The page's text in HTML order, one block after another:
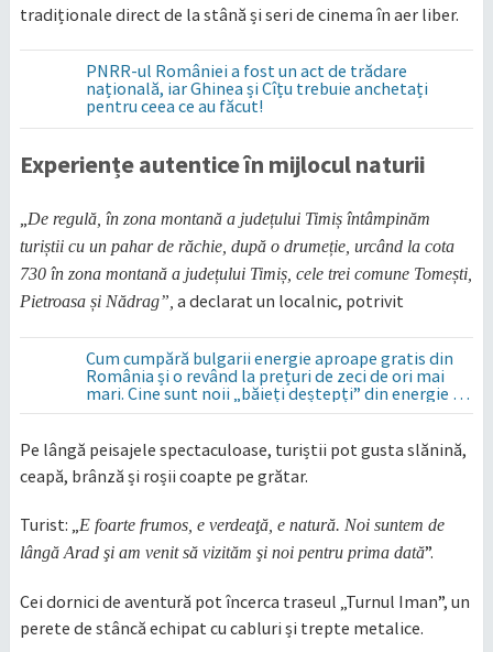
tradiționale direct de la stână și seri de cinema în aer liber.
PNRR-ul României a fost un act de trădare
națională, iar Ghinea și Cîțu trebuie anchetați
pentru ceea ce au făcut!
Experiențe autentice în mijlocul naturii
„De regulă, în zona montană a județului Timiș întâmpinăm
turiștii cu un pahar de răchie, după o drumeție, urcând la cota
730 în zona montană a județului Timiș, cele trei comune Tomești,
Pietroasa și Nădrag”, a declarat un localnic, potrivit
Cum cumpără bulgarii energie aproape gratis din
România și o revând la prețuri de zeci de ori mai
mari. Cine sunt noii „băieți deștepți” din energie de
la sud de Dunăre
Pe lângă peisajele spectaculoase, turiștii pot gusta slănină,
ceapă, brânză și roșii coapte pe grătar.
Turist: „E foarte frumos, e verdeaţă, e natură. Noi suntem de
lângă Arad şi am venit să vizităm şi noi pentru prima dată”.
Cei dornici de aventură pot încerca traseul „Turnul Iman”, un
perete de stâncă echipat cu cabluri și trepte metalice.